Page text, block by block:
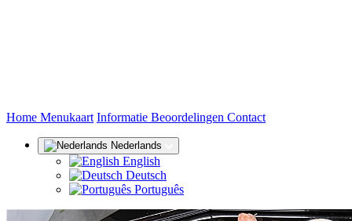
Home (huidige)
Menukaart Informatie Beoordelingen Contact
Nederlands
English
Deutsch
Português